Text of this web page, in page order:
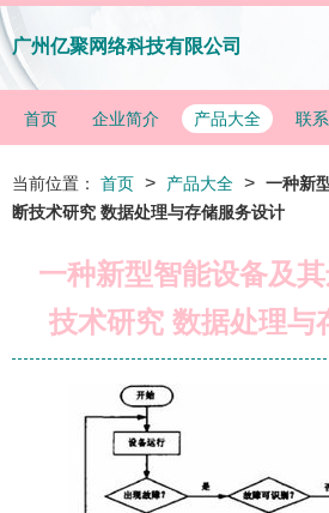
广州亿聚网络科技有限公司
首页 企业简介 产品大全 联
当前位置： 首页 > 产品大全 > 一种新
断技术研究 数据处理与存储服务设计
一种新型智能设备及
技术研究 数据处理与